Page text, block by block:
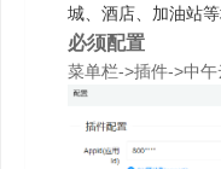
城、酒店、加油站等
必须配置
菜单栏->插件->中